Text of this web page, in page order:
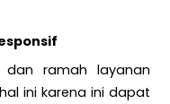
dan ramah layanan
ini karena ini dapat